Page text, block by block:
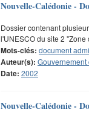
Nouvelle-Calédonie -
Dossier contenant
l'UNESCO du site 2 "Zone
Mots-clés: document
Auteur(s):
Date: 2002
Nouvelle-Calédonie -